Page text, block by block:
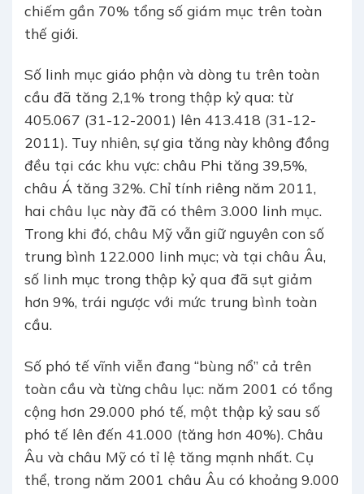
chiếm gần 70% tổng số giám mục trên toàn
thế giới.
Số linh mục giáo phận và dòng tu trên toàn
cầu đã tăng 2,1% trong thập kỷ qua: từ
405.067 (31-12-2001) lên 413.418 (31-12-
2011). Tuy nhiên, sự gia tăng này không đồng
đều tại các khu vực: châu Phi tăng 39,5%,
châu Á tăng 32%. Chỉ tính riêng năm 2011,
hai châu lục này đã có thêm 3.000 linh mục.
Trong khi đó, châu Mỹ vẫn giữ nguyên con số
trung bình 122.000 linh mục; và tại châu Âu,
số linh mục trong thập kỷ qua đã sụt giảm
hơn 9%, trái ngược với mức trung bình toàn
cầu.
Số phó tế vĩnh viễn đang “bùng nổ” cả trên
toàn cầu và từng châu lục: năm 2001 có tổng
cộng hơn 29.000 phó tế, một thập kỷ sau số
phó tế lên đến 41.000 (tăng hơn 40%). Châu
Âu và châu Mỹ có tỉ lệ tăng mạnh nhất. Cụ
thể, trong năm 2001 châu Âu có khoảng 9.000